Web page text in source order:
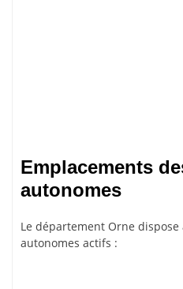
Emplacements
autonomes
Le département Orne
autonomes actifs :